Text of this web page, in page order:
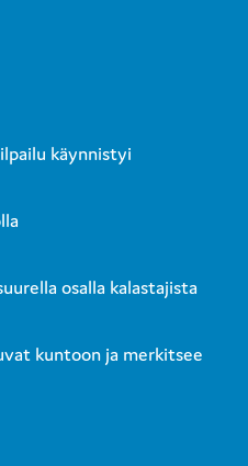
käynnistyi
osalla kalastajista
kuntoon ja merkitsee